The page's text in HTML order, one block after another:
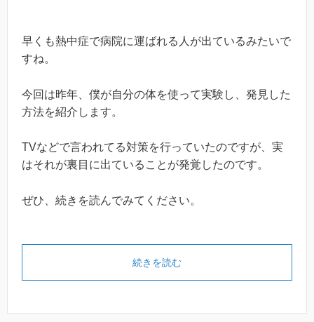
早くも熱中症で病院に運ばれる人が出ているみたいで
すね。
今回は昨年、僕が自分の体を使って実験し、発見した
方法を紹介します。
TVなどで言われてる対策を行っていたのですが、実
はそれが裏目に出ていることが発覚したのです。
ぜひ、続きを読んでみてください。
続きを読む